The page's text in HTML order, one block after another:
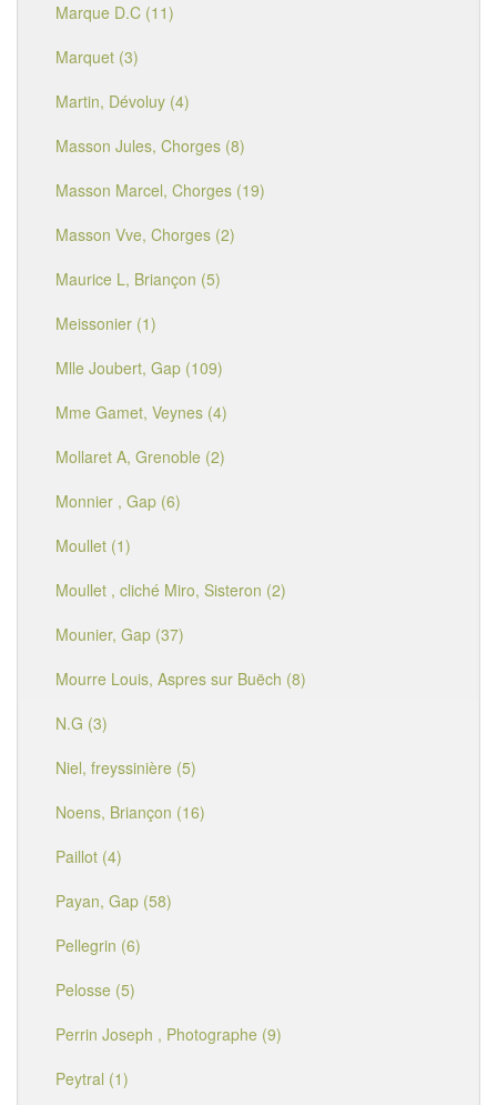
Marque D.C (11)
Marquet (3)
Martin, Dévoluy (4)
Masson Jules, Chorges (8)
Masson Marcel, Chorges (19)
Masson Vve, Chorges (2)
Maurice L, Briançon (5)
Meissonier (1)
Mlle Joubert, Gap (109)
Mme Gamet, Veynes (4)
Mollaret A, Grenoble (2)
Monnier , Gap (6)
Moullet (1)
Moullet , cliché Miro, Sisteron (2)
Mounier, Gap (37)
Mourre Louis, Aspres sur Buëch (8)
N.G (3)
Niel, freyssinière (5)
Noens, Briançon (16)
Paillot (4)
Payan, Gap (58)
Pellegrin (6)
Pelosse (5)
Perrin Joseph , Photographe (9)
Peytral (1)